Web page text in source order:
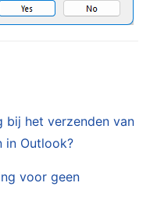
bij het verzenden van
in Outlook?
voor geen